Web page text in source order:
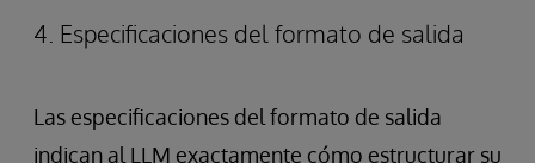
4. Especificaciones del formato de salida
Las especificaciones del formato de salida
indican al LLM exactamente cómo estructurar su